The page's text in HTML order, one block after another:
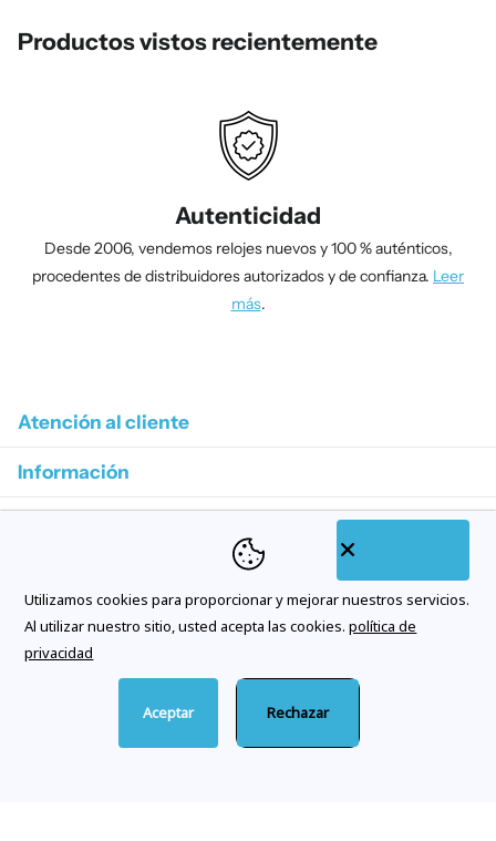
Productos vistos recientemente
Autenticidad
Desde 2006, vendemos relojes nuevos y 100 % auténticos,
procedentes de distribuidores autorizados y de confianza. Leer
más.
Atención al cliente
Información
Suscríbase a nuestros correos electrónicos
©2026Citywatches.es
Utilizamos cookies para proporcionar y mejorar nuestros servicios.
Al utilizar nuestro sitio, usted acepta las cookies. política de
privacidad
Aceptar Rechazar